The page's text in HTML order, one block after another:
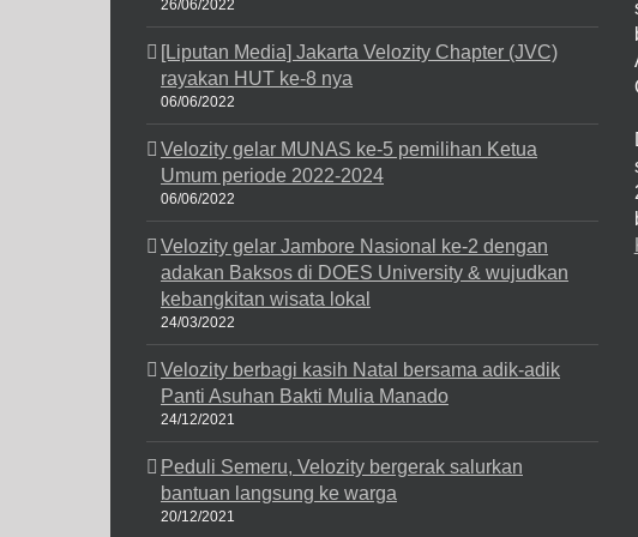
26/06/2022
[Liputan Media] Jakarta Velozity Chapter (JVC)
rayakan HUT ke-8 nya
06/06/2022
Velozity gelar MUNAS ke-5 pemilihan Ketua
Umum periode 2022-2024
06/06/2022
Velozity gelar Jambore Nasional ke-2 dengan
adakan Baksos di DOES University & wujudkan
kebangkitan wisata lokal
24/03/2022
Velozity berbagi kasih Natal bersama adik-adik
Panti Asuhan Bakti Mulia Manado
24/12/2021
Peduli Semeru, Velozity bergerak salurkan
bantuan langsung ke warga
20/12/2021